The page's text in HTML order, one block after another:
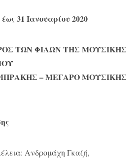
31 Ιανουαρίου 2020
ΤΩΝ ΦΙΛΩΝ ΤΗΣ ΜΟΥΣΙΚΗΣ
– ΜΕΓΑΡΟ ΜΟΥΣΙΚΗΣ
Ανδρομάχη Γκαζή,